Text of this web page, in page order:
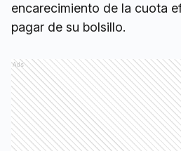
encarecimiento de la cuota
pagar de su bolsillo.
Ads